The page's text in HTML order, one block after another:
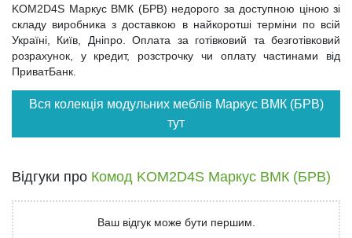
KOM2D4S Маркус ВМК (БРВ) недорого за доступною ціною зі
складу виробника з доставкою в найкоротші терміни по всій
Україні, Київ, Дніпро. Оплата за готівковий та безготівковий
розрахунок, у кредит, розстрочку чи оплату частинами від
ПриватБанк.
Вся колекція модульних меблів Маркус ВМК (БРВ)
тут
Відгуки про Комод KOM2D4S Маркус ВМК (БРВ)
Ваш відгук може бути першим.